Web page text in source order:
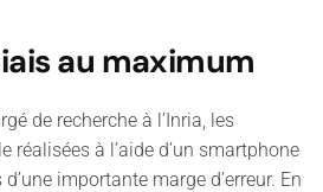
au maximum
de recherche à l’Inria, les
réalisées à l’aide d’un smartphone
importante marge d’erreur. En